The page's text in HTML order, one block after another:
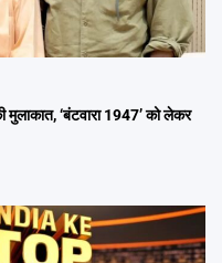
‘बंटवारा 1947’ को लेकर